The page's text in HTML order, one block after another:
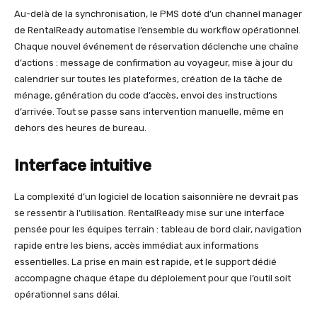
Au-delà de la synchronisation, le PMS doté d’un channel manager
de RentalReady automatise l’ensemble du workflow opérationnel.
Chaque nouvel événement de réservation déclenche une chaîne
d’actions : message de confirmation au voyageur, mise à jour du
calendrier sur toutes les plateformes, création de la tâche de
ménage, génération du code d’accès, envoi des instructions
d’arrivée. Tout se passe sans intervention manuelle, même en
dehors des heures de bureau.
Interface intuitive
La complexité d’un logiciel de location saisonnière ne devrait pas
se ressentir à l’utilisation. RentalReady mise sur une interface
pensée pour les équipes terrain : tableau de bord clair, navigation
rapide entre les biens, accès immédiat aux informations
essentielles. La prise en main est rapide, et le support dédié
accompagne chaque étape du déploiement pour que l’outil soit
opérationnel sans délai.